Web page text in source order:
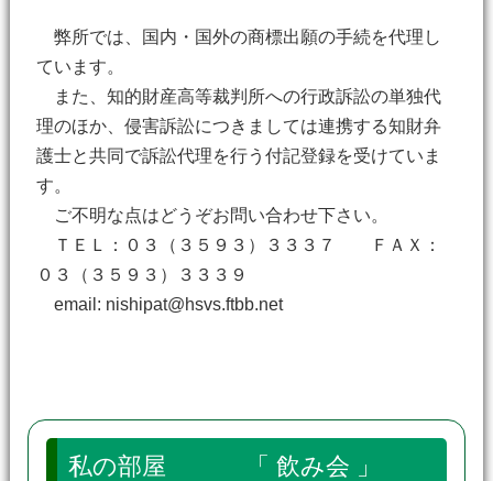
弊所では、国内・国外の商標出願の手続を代理し
ています。
また、知的財産高等裁判所への行政訴訟の単独代
理のほか、侵害訴訟につきましては連携する知財弁
護士と共同で訴訟代理を行う付記登録を受けていま
す。
ご不明な点はどうぞお問い合わせ下さい。
ＴＥＬ：０３（３５９３）３３３７ ＦＡＸ：
０３（３５９３）３３３９
email: nishipat@hsvs.ftbb.net
私の部屋 「 飲み会 」